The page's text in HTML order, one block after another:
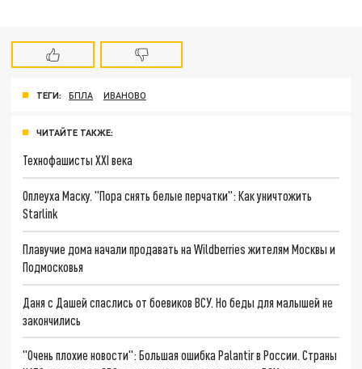
ТЕГИ: БПЛА ИВАНОВО
ЧИТАЙТЕ ТАКЖЕ:
Технофашисты XXI века
Оплеуха Маску. "Пора снять белые перчатки": Как уничтожить
Starlink
Плавучие дома начали продавать на Wildberries жителям Москвы и
Подмосковья
Даня с Дашей спаслись от боевиков ВСУ. Но беды для малышей не
закончились
"Очень плохие новости": Большая ошибка Palantir в России. Страны